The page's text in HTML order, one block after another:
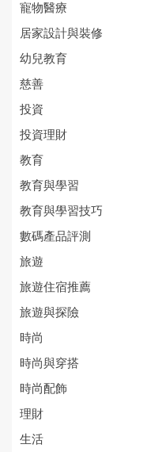
寵物醫療
居家設計與裝修
幼兒教育
慈善
投資
投資理財
教育
教育與學習
教育與學習技巧
數碼產品評測
旅遊
旅遊住宿推薦
旅遊與探險
時尚
時尚與穿搭
時尚配飾
理財
生活